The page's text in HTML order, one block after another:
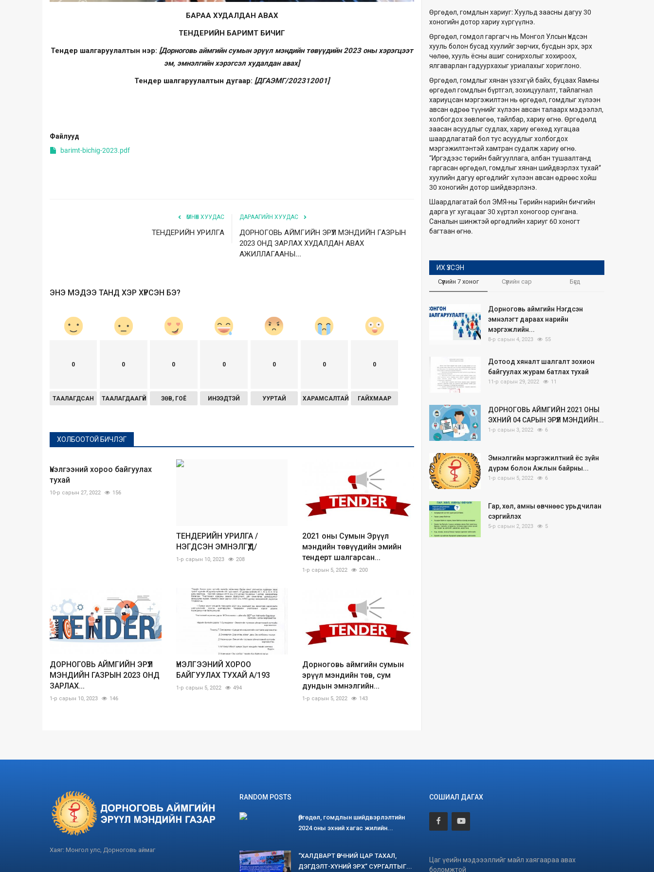
БАРАА ХУДАЛДАН АВАХ
ТЕНДЕРИЙН БАРИМТ БИЧИГ
Тендер шалгаруулалтын нэр: [Дорноговь аймгийн сумын эрүүл мэндийн төвүүдийн 2023 оны хэрэгцээт
эм, эмнэлгийн хэрэгсэл худалдан авах]
Тендер шалгаруулалтын дугаар: [ДГАЭМГ/202312001]
Файлууд
barimt-bichig-2023.pdf
ӨМНӨХ ХУУДАС
ТЕНДЕРИЙН УРИЛГА
ДАРААГИЙН ХУУДАС
ДОРНОГОВЬ АЙМГИЙН ЭРҮҮЛ МЭНДИЙН ГАЗРЫН
2023 ОНД ЗАРЛАХ ХУДАЛДАН АВАХ
АЖИЛЛАГААНЫ...
ЭНЭ МЭДЭЭ ТАНД ХЭР ХҮРСЭН БЭ?
0
ТААЛАГДСАН
0
ТААЛАГДААГҮЙ
0
ЗӨВ, ГОЁ
0
ИНЭЭДТЭЙ
0
УУРТАЙ
0
ХАРАМСАЛТАЙ
0
ГАЙХМААР
ХОЛБООТОЙ БИЧЛЭГ
Үнэлгээний хороо байгуулах
тухай
10-р сарын 27, 2022 156
ТЕНДЕРИЙН УРИЛГА /
НЭГДСЭН ЭМНЭЛГҮҮД/
1-р сарын 10, 2023 208
2021 оны Сумын Эрүүл
мэндийн төвүүдийн эмийн
тендерт шалгарсан...
1-р сарын 5, 2022 200
ДОРНОГОВЬ АЙМГИЙН ЭРҮҮЛ
МЭНДИЙН ГАЗРЫН 2023 ОНД
ЗАРЛАХ...
1-р сарын 10, 2023 146
ҮНЭЛГЭЭНИЙ ХОРОО
БАЙГУУЛАХ ТУХАЙ А/193
1-р сарын 5, 2022 494
Дорноговь аймгийн сумын
эрүүл мэндийн төв, сум
дундын эмнэлгийн...
1-р сарын 5, 2022 143
Өргөдөл, гомдлын хариуг: Хуульд заасны дагуу 30
хоногийн дотор хариу хүргүүлнэ.
Өргөдөл, гомдол гаргагч нь Монгол Улсын Үндсэн
хууль болон бусад хуулийг зөрчих, бусдын эрх, эрх
чөлөө, хууль ёсны ашиг сонирхолыг хохироох,
ялгаварлан гадуурхахыг уриалахыг хориглоно.
Өргөдөл, гомдлыг хянан үзэхгүй байх, буцаах Яамны
өргөдөл гомдлын бүртгэл, зохицуулалт, тайлагнал
хариуцсан мэргэжилтэн нь өргөдөл, гомдлыг хүлээн
авсан өдрөө түүнийг хүлээн авсан талаарх мэдээлэл,
холбогдох зөвлөгөө, тайлбар, хариу өгнө. Өргөдөлд
заасан асуудлыг судлах, хариу өгөхөд хугацаа
шаардлагатай бол тус асуудлыг холбогдох
мэргэжилтэнтэй хамтран судалж хариу өгнө.
“Иргэдээс төрийн байгууллага, албан тушаалтанд
гаргасан өргөдөл, гомдлыг хянан шийдвэрлэх тухай”
хуулийн дагуу өргөдлийг хүлээн авсан өдрөөс хойш
30 хоногийн дотор шийдвэрлэнэ.
Шаардлагатай бол ЭМЯ-ны Төрийн нарийн бичгийн
дарга уг хугацааг 30 хүртэл хоногоор сунгана.
Саналын шинжтэй өргөдлийн хариуг 60 хоногт
багтаан өгнө.
ИХ ҮЗСЭН
Сүүлийн 7 хоног Сүүлийн сар Бүгд
Дорноговь аймгийн Нэгдсэн
эмнэлэгт дараах нарийн
мэргэжлийн...
8-р сарын 4, 2023 55
Дотоод хяналт шалгалт зохион
байгуулах журам батлах тухай
11-р сарын 29, 2022 11
ДОРНОГОВЬ АЙМГИЙН 2021 ОНЫ
ЭХНИЙ 04 САРЫН ЭРҮҮЛ МЭНДИЙН...
1-р сарын 3, 2022 6
Эмнэлгийн мэргэжилтний ёс зүйн
дүрэм болон Ажлын байрны...
1-р сарын 5, 2022 6
Гар, хөл, амны өвчнөөс урьдчилан
сэргийлэх
5-р сарын 2, 2023 5
Хаяг: Монгол улс, Дорноговь аймаг
RANDOM POSTS
Өргөдөл, гомдлын шийдвэрлэлтийн
2024 оны эхний хагас жилийн...
“ХАЛДВАРТ ӨВЧНИЙ ЦАР ТАХАЛ,
ДЭГДЭЛТ-ХҮНИЙ ЭРХ” СУРГАЛТЫГ...
СОШИАЛ ДАГАХ
Цаг үеийн мэдэээллийг майл хаягаараа авах
боломжтой